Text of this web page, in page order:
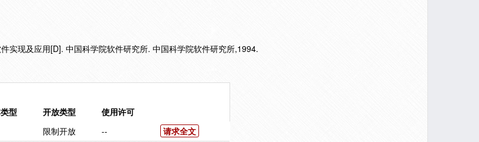
实现及应用[D]. 中国科学院软件研究所. 中国科学院软件研究所,1994.
型 开放类型
使用许可
限制开放 -- 请求全文